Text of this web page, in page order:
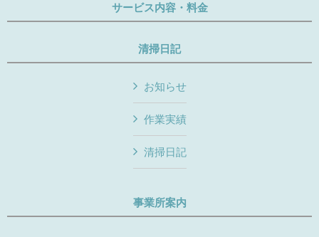
サービス内容・料金
清掃日記
お知らせ
作業実績
清掃日記
事業所案内